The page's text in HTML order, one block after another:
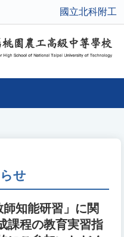
國立北科附工
せ
知能研習」に関
課程の教育実習指